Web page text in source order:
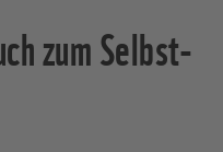
zum Selbst-